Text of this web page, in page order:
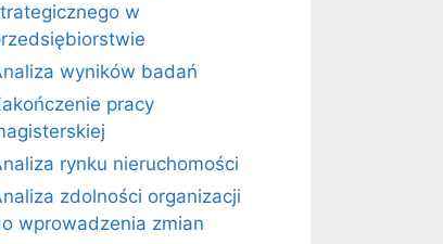
w
wyników badań
pracy
rynku nieruchomości
zdolności organizacji
wprowadzenia zmian